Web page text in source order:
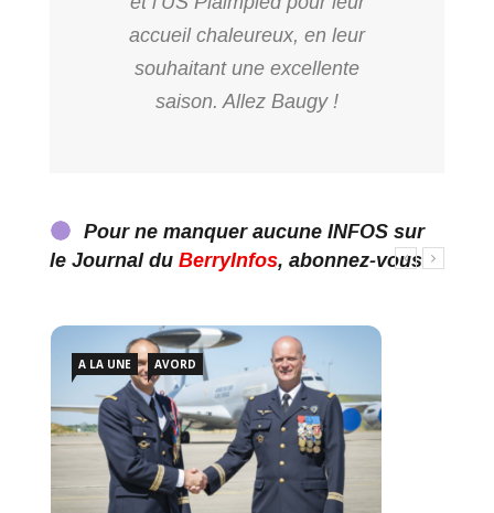
accueil chaleureux, en leur
souhaitant une excellente
saison. Allez Baugy !
Pour ne manquer aucune INFOS sur
le Journal du BerryInfos, abonnez-vous
A LA UNE AVORD